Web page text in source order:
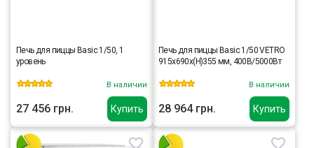
Купить
Печь для пиццы Basic 1/50, 1
уровень
В наличии
27 456 грн. Купить
Печь для пиццы Basic 1/50 VETRO
915x690x(H)355 мм, 400В/5000Вт
В наличии
28 964 грн.